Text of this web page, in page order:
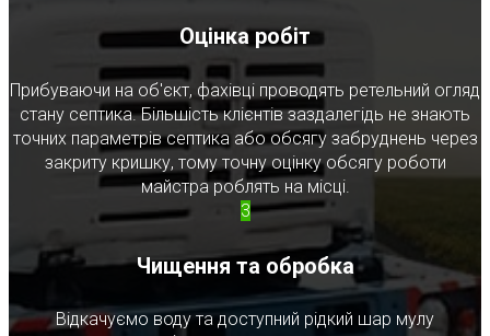
Оцінка робіт
Прибуваючи на об'єкт, фахівці проводять ретельний огляд
стану септика. Більшість клієнтів заздалегідь не знають
точних параметрів септика або обсягу забруднень через
закриту кришку, тому точну оцінку обсягу роботи
майстра роблять на місці.
3
Чищення та обробка
Відкачуємо воду та доступний рідкий шар мулу